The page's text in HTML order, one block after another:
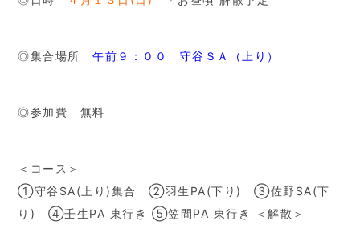
◎集合場所午前９：００ 守谷ＳＡ（上り）
◎参加費 無料
＜コース＞
①守谷SA(上り)集合 ②羽生PA(下り) ③佐野SA(下
り) ④壬生PA 東行き ⑤笠間PA 東行き ＜解散＞